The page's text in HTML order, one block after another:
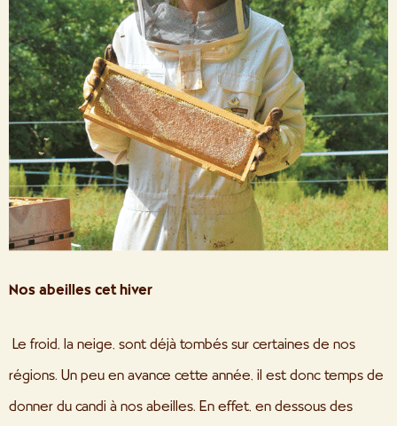
Nos abeilles cet hiver
Le froid, la neige, sont déjà tombés sur certaines de nos
régions. Un peu en avance cette année, il est donc temps de
donner du candi à nos abeilles. En effet, en dessous des